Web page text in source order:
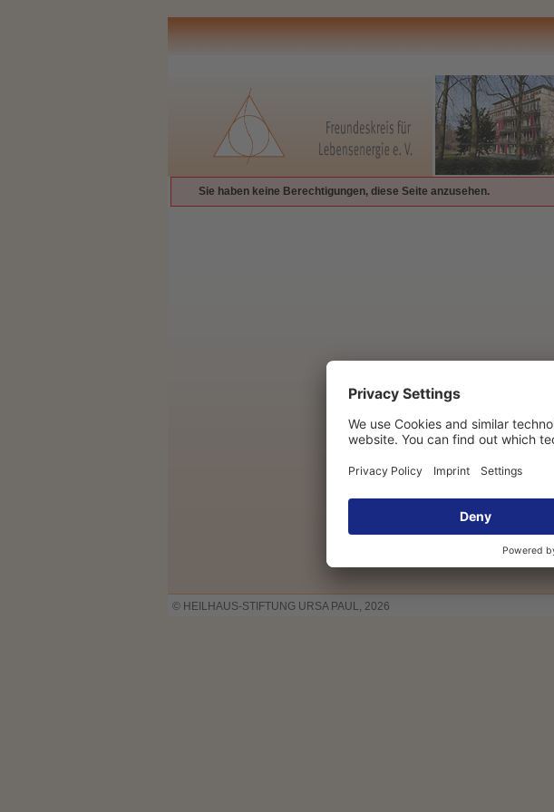
Sie haben keine Berechtigungen, diese Seite anzusehen.
© HEILHAUS-STIFTUNG URSA PAUL, 2026